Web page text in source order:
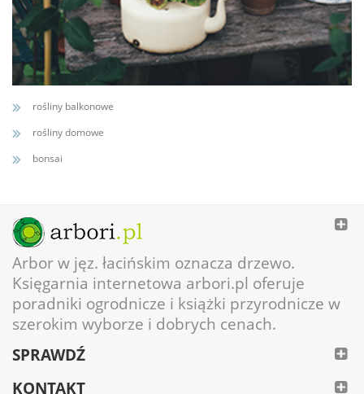
rośliny balkonowe
rośliny domowe
bonsai
Arbor w jęz. łacińskim oznacza drzewo.
Księgarnia internetowa arbori.pl oferuje
poradniki ogrodnicze i książki przyrodnicze w
szerokim wyborze i dobrych cenach.
SPRAWDŹ
KONTAKT